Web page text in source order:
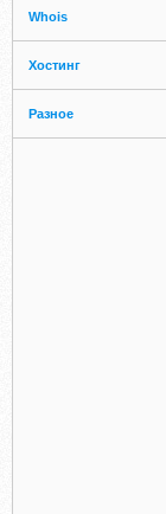
Whois
Хостинг
Разное